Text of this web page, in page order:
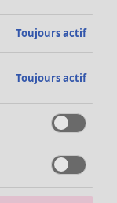
Toujours actif
Toujours actif